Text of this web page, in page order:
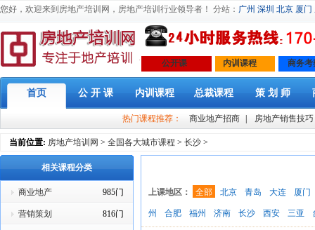
您好，欢迎来到房地产培训网，房地产培训行业领导者！ 分站： 广州 深圳 北京 厦门
公开课 内训课程 商务考
首页 公 开 课 内训课程 总裁课程 策 划 师
热门课程推荐： 商业地产招商 房地产销售技巧
当前位置: 房地产培训网 > 全国各大城市课程 > 长沙 >
相关课程分类
商业地产 985门
营销策划 816门
上课地区： 全部 北京 青岛 大连 厦门
州 合肥 福州 济南 长沙 西安 三亚